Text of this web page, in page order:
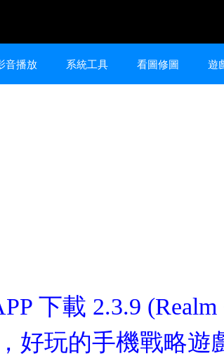
音播放 系統工具 看圖修圖 遊
下載 2.3.9 (Realm
好玩的手機戰略遊